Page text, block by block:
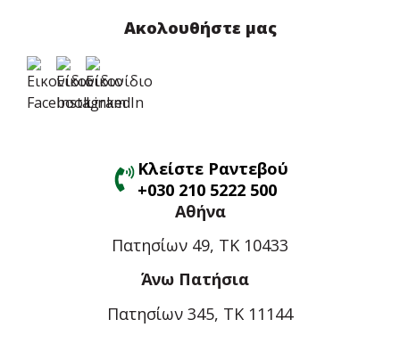
Ακολουθήστε μας
Κλείστε Ραντεβού
+030 210 5222 500
Αθήνα
Πατησίων 49, ΤΚ 10433
Άνω Πατήσια
Πατησίων 345, ΤΚ 11144